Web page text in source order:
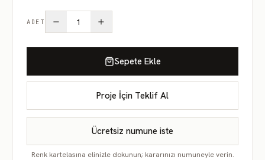
ADET 1
Sepete Ekle
Proje İçin Teklif Al
Ücretsiz numune iste
Renk kartelasına elinizle dokunun; kararınızı numuneyle verin.